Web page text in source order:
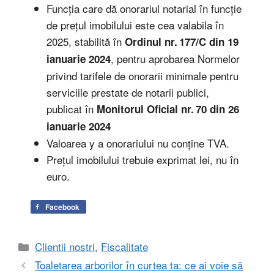
Funcția care dă onorariul notarial în funcție
de prețul imobilului este cea valabila în
2025, stabilită în Ordinul nr. 177/C din 19
ianuarie 2024, pentru aprobarea Normelor
privind tarifele de onorarii minimale pentru
serviciile prestate de notarii publici,
publicat în Monitorul Oficial nr. 70 din 26
ianuarie 2024
Valoarea y a onorariului nu conține TVA.
Prețul imobilului trebuie exprimat lei, nu în
euro.
Facebook
Categorii
Clientii nostri, Fiscalitate
Toaletarea arborilor în curtea ta: ce ai voie să